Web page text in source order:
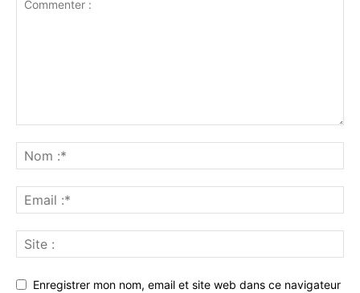
Enregistrer mon nom, email et site web dans ce navigateur